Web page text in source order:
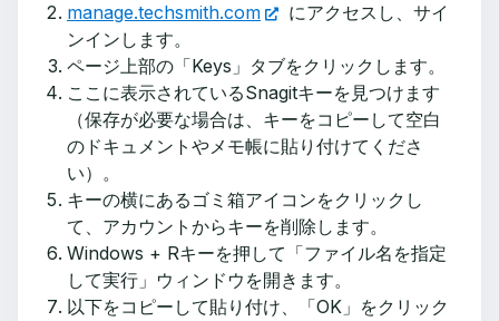
manage.techsmith.com
にアクセスし、サイ
ンインします。
ページ上部の「Keys」タブをクリックします。
ここに表示されているSnagitキーを見つけます
（保存が必要な場合は、キーをコピーして空白
のドキュメントやメモ帳に貼り付けてくださ
い）。
キーの横にあるゴミ箱アイコンをクリックし
て、アカウントからキーを削除します。
Windows + Rキーを押して「ファイル名を指定
して実行」ウィンドウを開きます。
以下をコピーして貼り付け、「OK」をクリック